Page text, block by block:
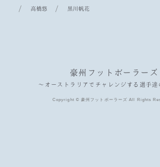
/ 高橋悠 / 黒川帆花
豪州フットボーラーズ
〜オーストラリアでチャレンジする選手達
Copyright © 豪州フットボーラーズ All Rights